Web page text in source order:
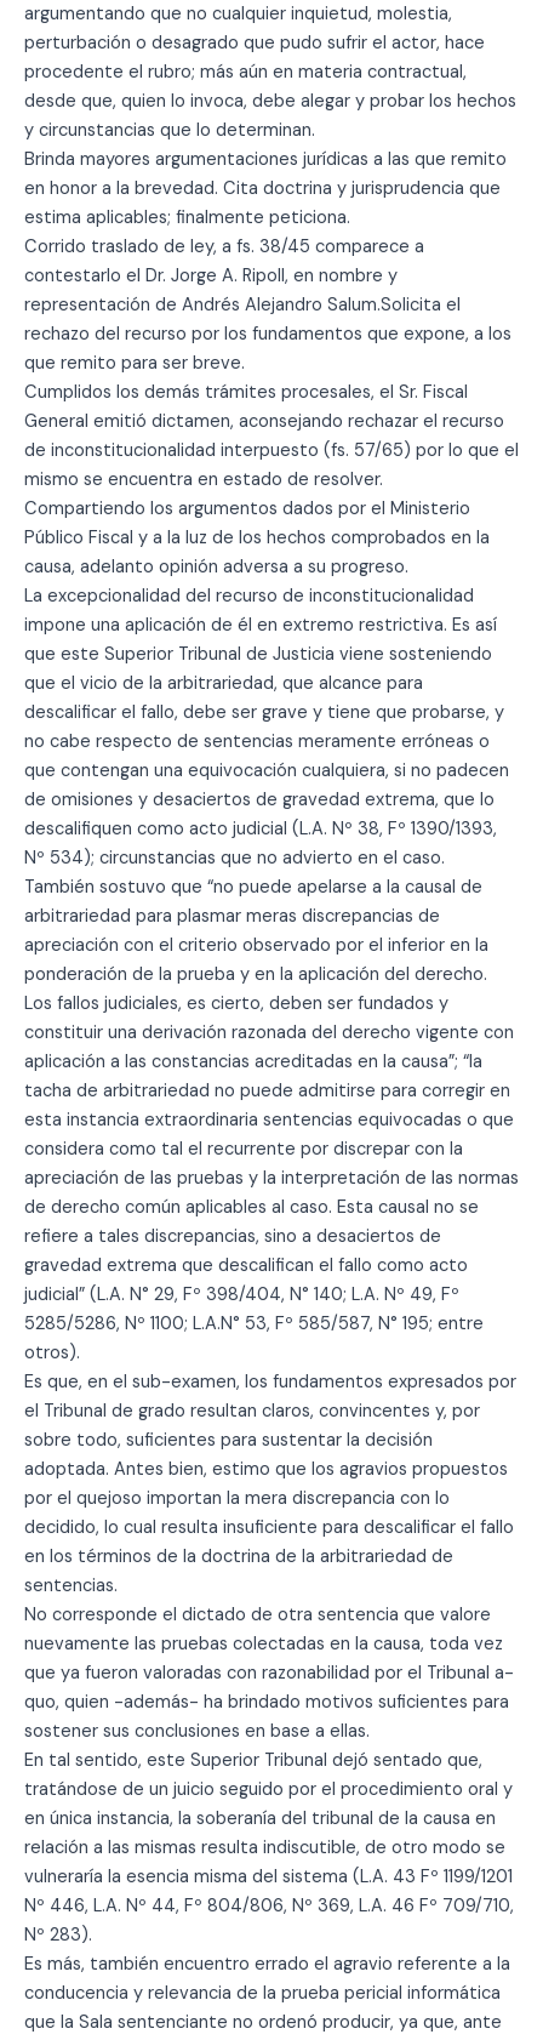
argumentando que no cualquier inquietud, molestia,
perturbación o desagrado que pudo sufrir el actor, hace
procedente el rubro; más aún en materia contractual,
desde que, quien lo invoca, debe alegar y probar los hechos
y circunstancias que lo determinan.
Brinda mayores argumentaciones jurídicas a las que remito
en honor a la brevedad. Cita doctrina y jurisprudencia que
estima aplicables; finalmente peticiona.
Corrido traslado de ley, a fs. 38/45 comparece a
contestarlo el Dr. Jorge A. Ripoll, en nombre y
representación de Andrés Alejandro Salum.Solicita el
rechazo del recurso por los fundamentos que expone, a los
que remito para ser breve.
Cumplidos los demás trámites procesales, el Sr. Fiscal
General emitió dictamen, aconsejando rechazar el recurso
de inconstitucionalidad interpuesto (fs. 57/65) por lo que el
mismo se encuentra en estado de resolver.
Compartiendo los argumentos dados por el Ministerio
Público Fiscal y a la luz de los hechos comprobados en la
causa, adelanto opinión adversa a su progreso.
La excepcionalidad del recurso de inconstitucionalidad
impone una aplicación de él en extremo restrictiva. Es así
que este Superior Tribunal de Justicia viene sosteniendo
que el vicio de la arbitrariedad, que alcance para
descalificar el fallo, debe ser grave y tiene que probarse, y
no cabe respecto de sentencias meramente erróneas o
que contengan una equivocación cualquiera, si no padecen
de omisiones y desaciertos de gravedad extrema, que lo
descalifiquen como acto judicial (L.A. Nº 38, Fº 1390/1393,
Nº 534); circunstancias que no advierto en el caso.
También sostuvo que “no puede apelarse a la causal de
arbitrariedad para plasmar meras discrepancias de
apreciación con el criterio observado por el inferior en la
ponderación de la prueba y en la aplicación del derecho.
Los fallos judiciales, es cierto, deben ser fundados y
constituir una derivación razonada del derecho vigente con
aplicación a las constancias acreditadas en la causa”; “la
tacha de arbitrariedad no puede admitirse para corregir en
esta instancia extraordinaria sentencias equivocadas o que
considera como tal el recurrente por discrepar con la
apreciación de las pruebas y la interpretación de las normas
de derecho común aplicables al caso. Esta causal no se
refiere a tales discrepancias, sino a desaciertos de
gravedad extrema que descalifican el fallo como acto
judicial” (L.A. N° 29, Fº 398/404, N° 140; L.A. Nº 49, Fº
5285/5286, Nº 1100; L.A.N° 53, Fº 585/587, N° 195; entre
otros).
Es que, en el sub-examen, los fundamentos expresados por
el Tribunal de grado resultan claros, convincentes y, por
sobre todo, suficientes para sustentar la decisión
adoptada. Antes bien, estimo que los agravios propuestos
por el quejoso importan la mera discrepancia con lo
decidido, lo cual resulta insuficiente para descalificar el fallo
en los términos de la doctrina de la arbitrariedad de
sentencias.
No corresponde el dictado de otra sentencia que valore
nuevamente las pruebas colectadas en la causa, toda vez
que ya fueron valoradas con razonabilidad por el Tribunal a-
quo, quien -además- ha brindado motivos suficientes para
sostener sus conclusiones en base a ellas.
En tal sentido, este Superior Tribunal dejó sentado que,
tratándose de un juicio seguido por el procedimiento oral y
en única instancia, la soberanía del tribunal de la causa en
relación a las mismas resulta indiscutible, de otro modo se
vulneraría la esencia misma del sistema (L.A. 43 Fº 1199/1201
Nº 446, L.A. Nº 44, Fº 804/806, Nº 369, L.A. 46 Fº 709/710,
Nº 283).
Es más, también encuentro errado el agravio referente a la
conducencia y relevancia de la prueba pericial informática
que la Sala sentenciante no ordenó producir, ya que, ante